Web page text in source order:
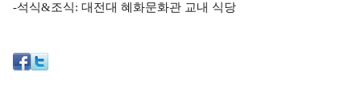
-석식&조식: 대전대 혜화문화관 교내 식당